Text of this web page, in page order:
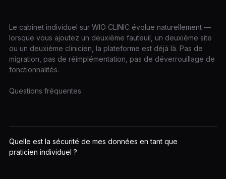
Le cabinet individuel sur WIO CLINIC évolue naturellement —
lorsque vous ajoutez un deuxième fauteuil, un deuxième site
ou un deuxième clinicien, la plateforme est déjà là. Pas de
migration, pas de réimplémentation, pas de déverrouillage de
fonctionnalités.
Questions fréquentes
Quelle est la sécurité de mes données en tant que
praticien individuel ?